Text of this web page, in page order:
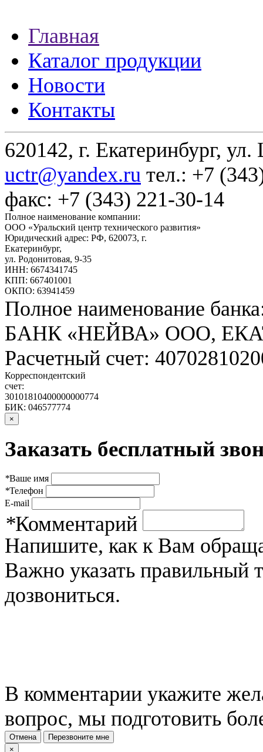
Главная
Каталог продукции
Новости
Контакты
620142, г. Екатеринбург,
uctr@yandex.ru тел.: +7
факс: +7 (343) 221-30-14
Полное наименование компании:
ООО «Уральский центр технического развития»
Юридический адрес: РФ, 620073, г.
Екатеринбург,
ул. Родонитовая, 9-35
ИНН: 6674341745
КПП: 667401001
ОКПО: 63941459
Полное наименование
БАНК «НЕЙВА» ООО,
Расчетный счет:
Корреспондентский
счет:
30101810400000000774
БИК: 046577774
×
Заказать бесплатный
*Ваше имя
*Телефон
E-mail
*Комментарий
Напишите, как к Вам
Важно указать
дозвониться.
В комментарии укажите
вопрос, мы подготовить
Отмена
Перезвоните мне
×